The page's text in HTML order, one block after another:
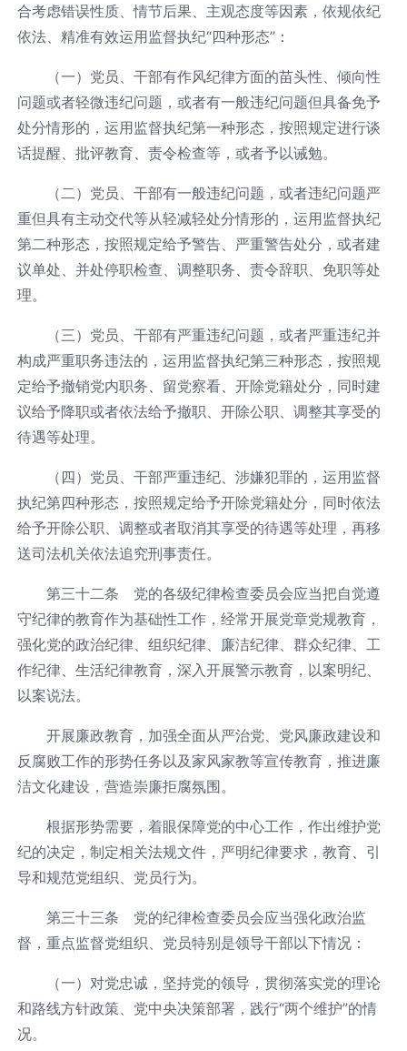
合考虑错误性质、情节后果、主观态度等因素，依规依纪
依法、精准有效运用监督执纪“四种形态”：
（一）党员、干部有作风纪律方面的苗头性、倾向性
问题或者轻微违纪问题，或者有一般违纪问题但具备免予
处分情形的，运用监督执纪第一种形态，按照规定进行谈
话提醒、批评教育、责令检查等，或者予以诫勉。
（二）党员、干部有一般违纪问题，或者违纪问题严
重但具有主动交代等从轻减轻处分情形的，运用监督执纪
第二种形态，按照规定给予警告、严重警告处分，或者建
议单处、并处停职检查、调整职务、责令辞职、免职等处
理。
（三）党员、干部有严重违纪问题，或者严重违纪并
构成严重职务违法的，运用监督执纪第三种形态，按照规
定给予撤销党内职务、留党察看、开除党籍处分，同时建
议给予降职或者依法给予撤职、开除公职、调整其享受的
待遇等处理。
（四）党员、干部严重违纪、涉嫌犯罪的，运用监督
执纪第四种形态，按照规定给予开除党籍处分，同时依法
给予开除公职、调整或者取消其享受的待遇等处理，再移
送司法机关依法追究刑事责任。
第三十二条 党的各级纪律检查委员会应当把自觉遵
守纪律的教育作为基础性工作，经常开展党章党规教育，
强化党的政治纪律、组织纪律、廉洁纪律、群众纪律、工
作纪律、生活纪律教育，深入开展警示教育，以案明纪、
以案说法。
开展廉政教育，加强全面从严治党、党风廉政建设和
反腐败工作的形势任务以及家风家教等宣传教育，推进廉
洁文化建设，营造崇廉拒腐氛围。
根据形势需要，着眼保障党的中心工作，作出维护党
纪的决定，制定相关法规文件，严明纪律要求，教育、引
导和规范党组织、党员行为。
第三十三条 党的纪律检查委员会应当强化政治监
督，重点监督党组织、党员特别是领导干部以下情况：
（一）对党忠诚，坚持党的领导，贯彻落实党的理论
和路线方针政策、党中央决策部署，践行“两个维护”的情
况。